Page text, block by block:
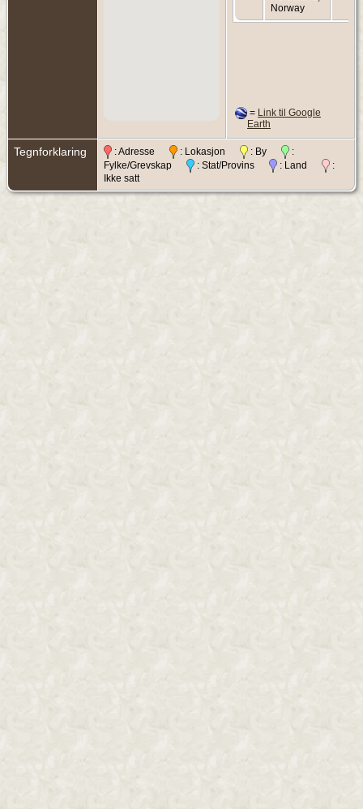
Norway
= Link til Google
Earth
Tegnforklaring : Adresse : Lokasjon : By
:
Fylke/Grevskap
: Stat/Provins : Land
:
Ikke satt